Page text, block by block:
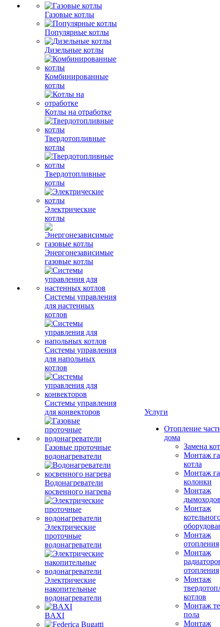
Газовые котлы
Популярные котлы
Дизельные котлы
Комбинированные
котлы
Котлы на отработке
Твердотопливные
котлы
Твердотопливные
котлы
Электрические
котлы
Энергонезависимые
газовые котлы
Системы управления
для настенных
котлов
Системы управления
для напольных
котлов
Системы управления
для конвекторов
Газовые проточные
водонагреватели
Водонагреватели
косвенного нагрева
Электрические
проточные
водонагреватели
Электрические
накопительные
водонагреватели
BAXI
Услуги
Отопление
дома
Замена
Монтаж
котла
Монтаж
колонки
Монтаж
Монтаж
Монтаж
отопления
Монтаж
отопления
Монтаж
котлов
Монтаж
пола
Монтаж